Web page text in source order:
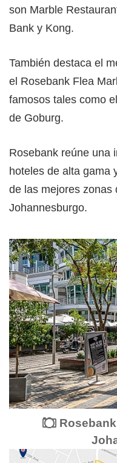
son Marble
Bank y Kong.
También destaca el
el Rosebank Flea
famosos tales como
de Goburg.
Rosebank reúne una
hoteles de alta gama
de las mejores zonas
Johannesburgo.